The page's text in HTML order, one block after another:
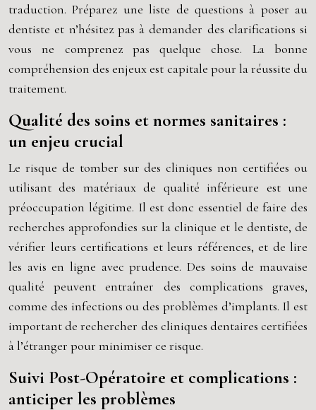
traduction. Préparez une liste de questions à poser au
dentiste et n’hésitez pas à demander des clarifications si
vous ne comprenez pas quelque chose. La bonne
compréhension des enjeux est capitale pour la réussite du
traitement.
Qualité des soins et normes sanitaires :
un enjeu crucial
Le risque de tomber sur des cliniques non certifiées ou
utilisant des matériaux de qualité inférieure est une
préoccupation légitime. Il est donc essentiel de faire des
recherches approfondies sur la clinique et le dentiste, de
vérifier leurs certifications et leurs références, et de lire
les avis en ligne avec prudence. Des soins de mauvaise
qualité peuvent entraîner des complications graves,
comme des infections ou des problèmes d’implants. Il est
important de rechercher des cliniques dentaires certifiées
à l’étranger pour minimiser ce risque.
Suivi Post-Opératoire et complications :
anticiper les problèmes